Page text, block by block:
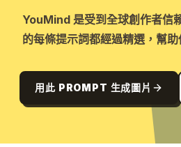
YouMind 是受到全球創作者信
的每條提示詞都經過精選，幫
用此 PROMPT 生成圖片